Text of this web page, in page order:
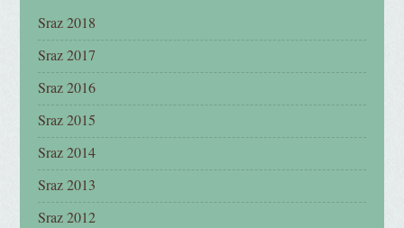
Sraz 2018
Sraz 2017
Sraz 2016
Sraz 2015
Sraz 2014
Sraz 2013
Sraz 2012